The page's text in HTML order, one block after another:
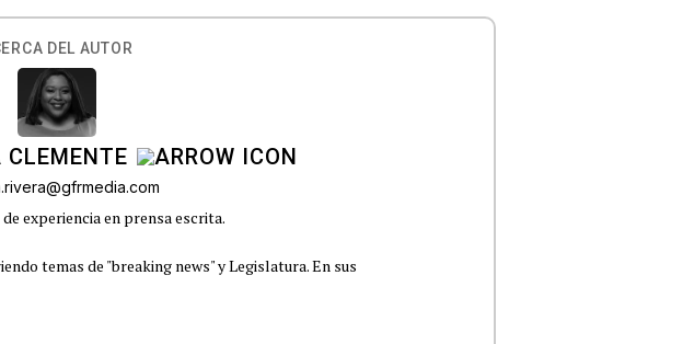
DEL AUTOR
experiencia en prensa escrita.
temas de "breaking news" y Legislatura. En sus